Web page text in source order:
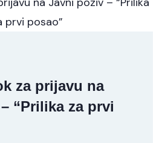
za prijavu na
“Prilika za prvi